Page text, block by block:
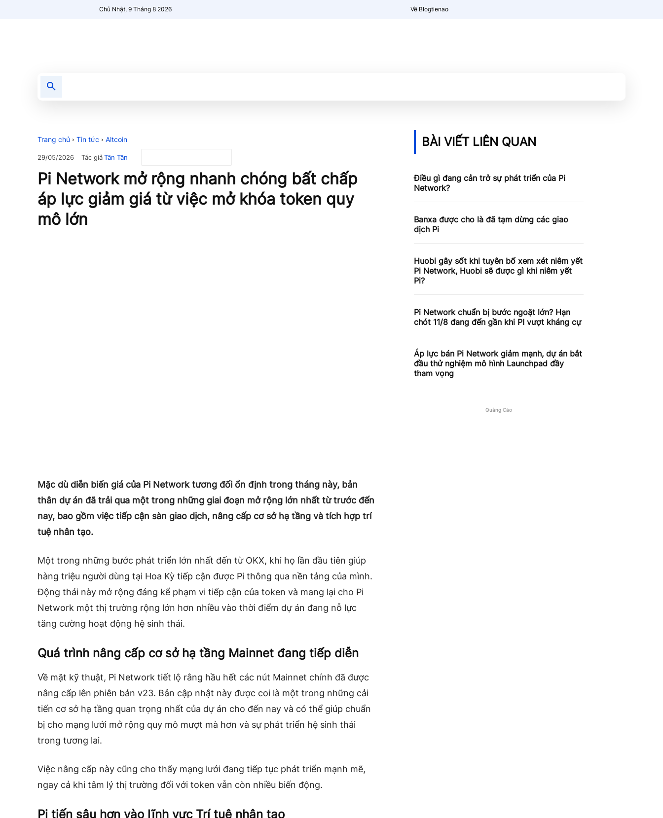
Chủ Nhật, 9 Tháng 8 2026 Về Blogtienao
Trang chủ Tin tức Altcoin
29/05/2026 Tác giảTân Tân
Pi Network mở rộng nhanh chóng bất chấp
áp lực giảm giá từ việc mở khóa token quy
mô lớn
Mặc dù diễn biến giá của Pi Network tương đối ổn định trong tháng này, bản
thân dự án đã trải qua một trong những giai đoạn mở rộng lớn nhất từ ​​trước đến
nay, bao gồm việc tiếp cận sàn giao dịch, nâng cấp cơ sở hạ tầng và tích hợp trí
tuệ nhân tạo.
Một trong những bước phát triển lớn nhất đến từ OKX, khi họ lần đầu tiên giúp
hàng triệu người dùng tại Hoa Kỳ tiếp cận được Pi thông qua nền tảng của mình.
Động thái này mở rộng đáng kể phạm vi tiếp cận của token và mang lại cho Pi
Network một thị trường rộng lớn hơn nhiều vào thời điểm dự án đang nỗ lực
tăng cường hoạt động hệ sinh thái.
Quá trình nâng cấp cơ sở hạ tầng Mainnet đang tiếp diễn
Về mặt kỹ thuật, Pi Network tiết lộ rằng hầu hết các nút Mainnet chính đã được
nâng cấp lên phiên bản v23. Bản cập nhật này được coi là một trong những cải
tiến cơ sở hạ tầng quan trọng nhất của dự án cho đến nay và có thể giúp chuẩn
bị cho mạng lưới mở rộng quy mô mượt mà hơn và sự phát triển hệ sinh thái
trong tương lai.
Việc nâng cấp này cũng cho thấy mạng lưới đang tiếp tục phát triển mạnh mẽ,
ngay cả khi tâm lý thị trường đối với token vẫn còn nhiều biến động.
Pi tiến sâu hơn vào lĩnh vực Trí tuệ nhân tạo
BÀI VIẾT LIÊN QUAN
Điều gì đang cản trở sự phát triển của Pi
Network?
Banxa được cho là đã tạm dừng các giao
dịch Pi
Huobi gây sốt khi tuyên bố xem xét niêm yết
Pi Network, Huobi sẽ được gì khi niêm yết
Pi?
Pi Network chuẩn bị bước ngoặt lớn? Hạn
chót 11/8 đang đến gần khi PI vượt kháng cự
Áp lực bán Pi Network giảm mạnh, dự án bắt
đầu thử nghiệm mô hình Launchpad đầy
tham vọng
Quảng Cáo